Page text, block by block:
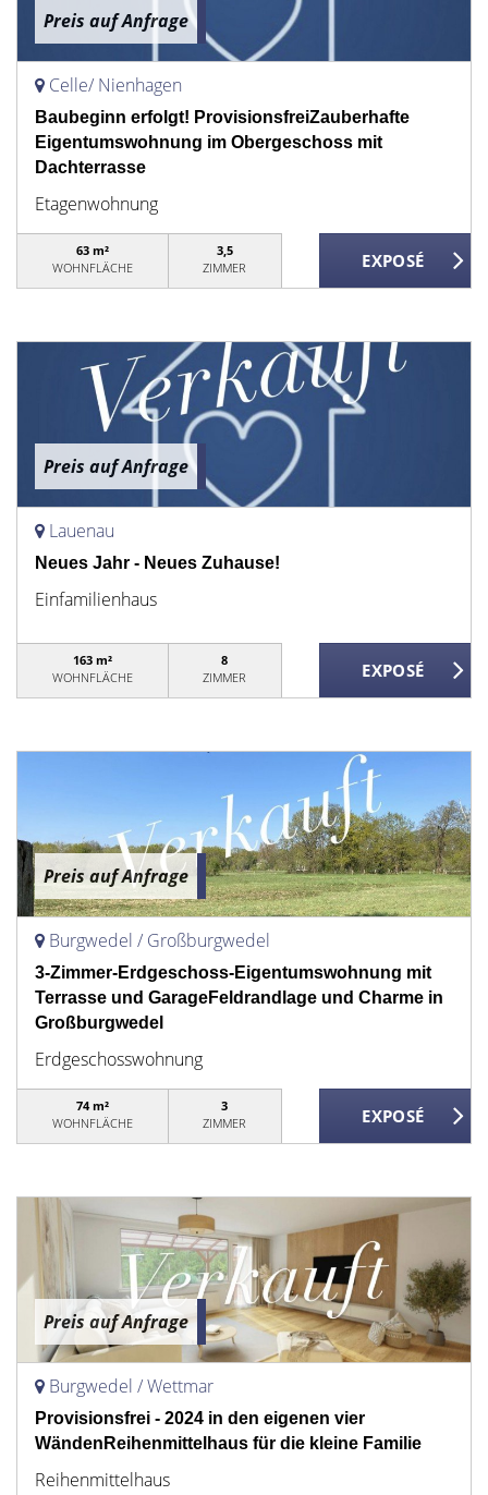
Preis auf Anfrage
Celle/ Nienhagen
Baubeginn erfolgt! ProvisionsfreiZauberhafte
Eigentumswohnung im Obergeschoss mit
Dachterrasse
Etagenwohnung
63 m²
WOHNFLÄCHE
3,5
ZIMMER
Preis auf Anfrage
Lauenau
Neues Jahr - Neues Zuhause!
Einfamilienhaus
163 m²
WOHNFLÄCHE
8
ZIMMER
Preis auf Anfrage
Burgwedel / Großburgwedel
3-Zimmer-Erdgeschoss-Eigentumswohnung mit
Terrasse und GarageFeldrandlage und Charme in
Großburgwedel
Erdgeschosswohnung
74 m²
WOHNFLÄCHE
3
ZIMMER
Preis auf Anfrage
Burgwedel / Wettmar
Provisionsfrei - 2024 in den eigenen vier
WändenReihenmittelhaus für die kleine Familie
Reihenmittelhaus